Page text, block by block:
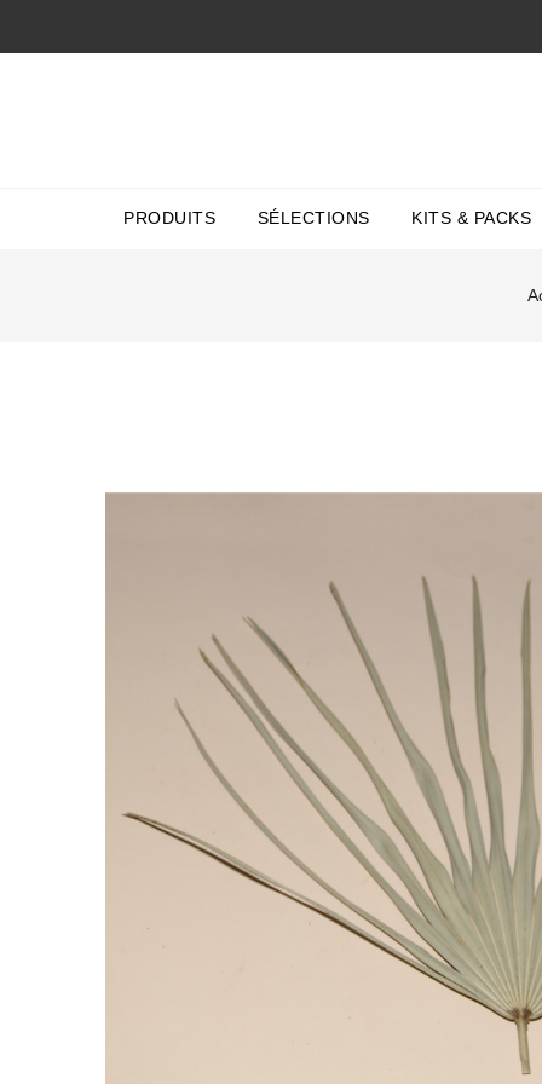
PRODUITS SÉLECTIONS KITS & PACKS